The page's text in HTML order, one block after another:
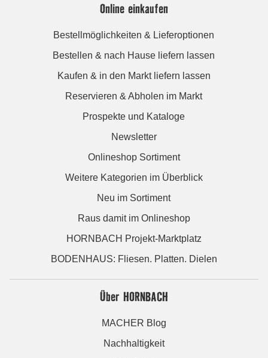
Online einkaufen
Bestellmöglichkeiten & Lieferoptionen
Bestellen & nach Hause liefern lassen
Kaufen & in den Markt liefern lassen
Reservieren & Abholen im Markt
Prospekte und Kataloge
Newsletter
Onlineshop Sortiment
Weitere Kategorien im Überblick
Neu im Sortiment
Raus damit im Onlineshop
HORNBACH Projekt-Marktplatz
BODENHAUS: Fliesen. Platten. Dielen
Über HORNBACH
MACHER Blog
Nachhaltigkeit